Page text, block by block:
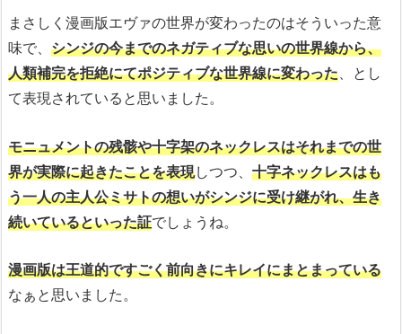
まさしく漫画版エヴァの世界が変わったのはそういった意
味で、 シンジの今までのネガティブな思いの世界線から、
人類補完を拒絶にてポジティブな世界線に変わった、とし
て表現されていると思いました。
モニュメントの残骸や十字架のネックレスはそれまでの世
界が実際に起きたことを表現しつつ、 十字ネックレスはも
う一人の主人公ミサトの想いがシンジに受け継がれ、生き
続いているといった証でしょうね。
漫画版は王道的ですごく前向きにキレイにまとまっている
なぁと思いました。